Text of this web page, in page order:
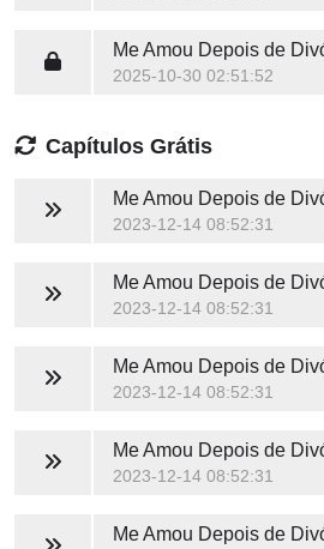
Me Amou Depois de
2025-10-30 02:51:52
Capítulos Grátis
Me Amou Depois de
2023-12-14 08:52:31
Me Amou Depois de
2023-12-14 08:52:31
Me Amou Depois de
2023-12-14 08:52:31
Me Amou Depois de
2023-12-14 08:52:31
Me Amou Depois de